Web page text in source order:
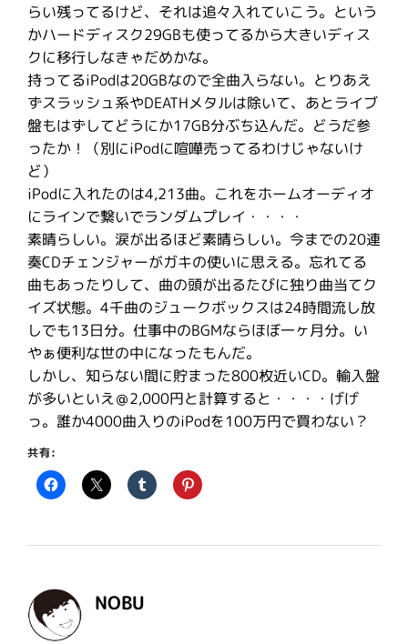
らい残ってるけど、それは追々入れていこう。という
かハードディスク29GBも使ってるから大きいディス
クに移行しなきゃだめかな。
持ってるiPodは20GBなので全曲入らない。とりあえ
ずスラッシュ系やDEATHメタルは除いて、あとライブ
盤もはずしてどうにか17GB分ぶち込んだ。どうだ参
ったか！（別にiPodに喧嘩売ってるわけじゃないけ
ど）
iPodに入れたのは4,213曲。これをホームオーディオ
にラインで繋いでランダムプレイ・・・・
素晴らしい。涙が出るほど素晴らしい。今までの20連
奏CDチェンジャーがガキの使いに思える。忘れてる
曲もあったりして、曲の頭が出るたびに独り曲当てク
イズ状態。4千曲のジュークボックスは24時間流し放
しでも13日分。仕事中のBGMならほぼ一ヶ月分。い
やぁ便利な世の中になったもんだ。
しかし、知らない間に貯まった800枚近いCD。輸入盤
が多いといえ＠2,000円と計算すると・・・・げげ
っ。誰か4000曲入りのiPodを100万円で買わない？
共有:
NOBU